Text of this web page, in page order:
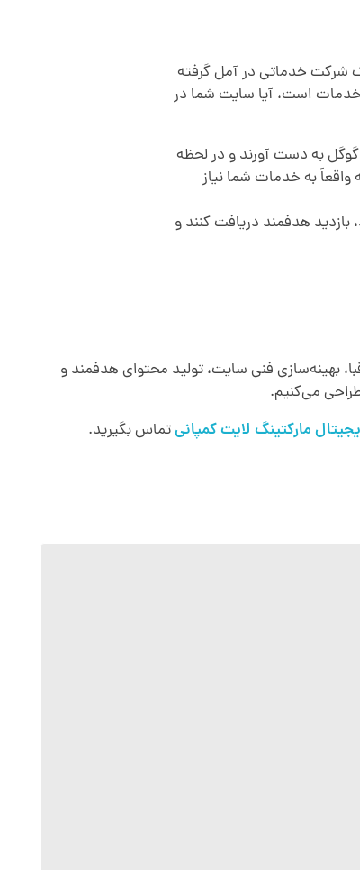
شرکت خدماتی در آمل گرفته
خدمات است، آیا سایت شما در
به دست آورند و در لحظه
به خدمات شما نیاز
هدفمند دریافت کنند و
بهینه‌سازی فنی سایت، تولید محتوای هدفمند و
می‌کنیم.
مارکتینگ لایت کمپانیتماس بگیرید.